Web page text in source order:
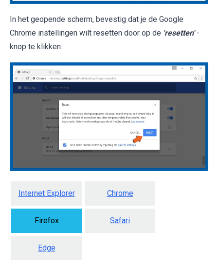
In het geopende scherm, bevestig dat je de Google
Chrome instellingen wilt resetten door op de 'resetten' -
knop te klikken.
Internet Explorer Chrome
Firefox Safari
Edge